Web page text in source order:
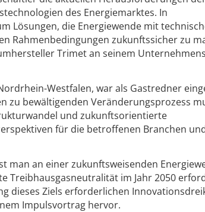
des Energiemarktes. In
Lösungen, die Energiewende mit
Rahmenbedingungen zukunftssicher zu
Trimet an seinem
Westfalen, war als Gastredner
zu bewältigenden Veränderungsprozess
und zukunftsorientierte
für die betroffenen Branchen
man an einer zukunftsweisenden
Treibhausgasneutralität im Jahr 2050
dieses Ziels erforderlichen
Impulsvortrag hervor.